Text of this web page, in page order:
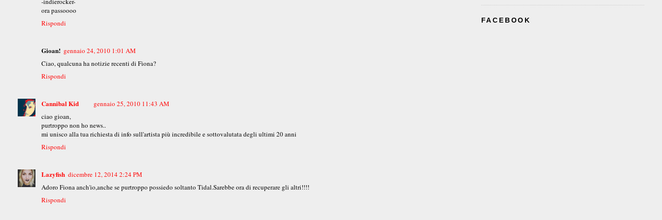
ora passoooo
Rispondi
Gioan! gennaio 24, 2010 1:01 AM
Ciao, qualcuna ha notizie recenti di Fiona?
Rispondi
Cannibal Kid
gennaio 25, 2010 11:43 AM
ciao gioan,
purtroppo non ho news..
mi unisco alla tua richiesta di info sull'artista più incredibile e sottovalutata degli ultimi 20 anni
Rispondi
Lazyfish dicembre 12, 2014 2:24 PM
Adoro Fiona anch'io,anche se purtroppo possiedo soltanto Tidal.Sarebbe ora di recuperare gli altri!!!!
Rispondi
FACEBOOK